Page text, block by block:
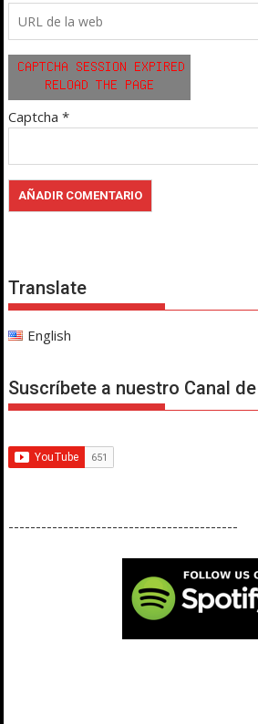
Captcha *
Translate
English
Suscríbete a nuestro Canal
------------------------------------------